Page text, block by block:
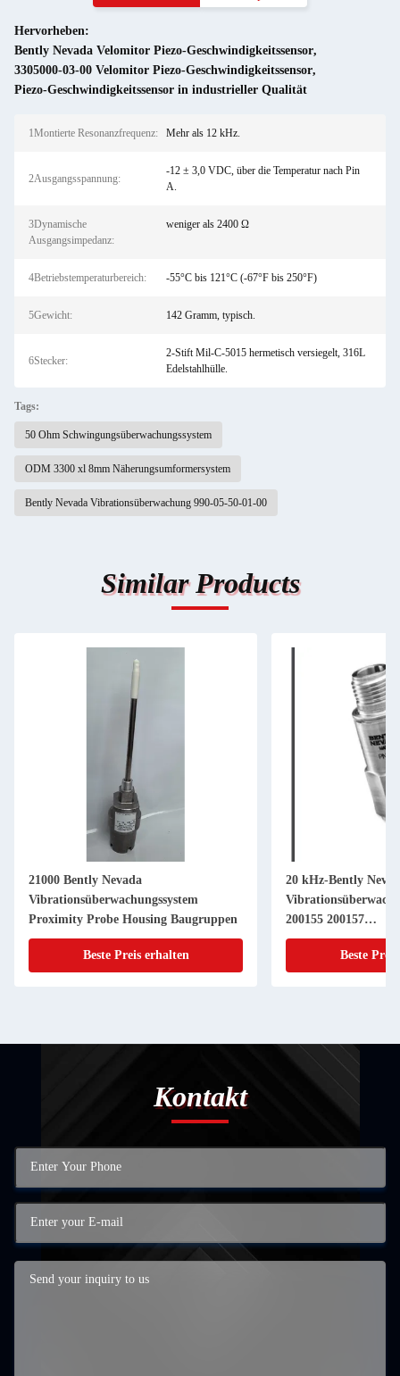
Hervorheben:
Bently Nevada Velomitor Piezo-Geschwindigkeitssensor,
3305000-03-00 Velomitor Piezo-Geschwindigkeitssensor,
Piezo-Geschwindigkeitssensor in industrieller Qualität
1Montierte Resonanzfrequenz: Mehr als 12 kHz.
2Ausgangsspannung:
-12 ± 3,0 VDC, über die Temperatur nach Pin
A.
3Dynamische
Ausgangsimpedanz:
weniger als 2400 Ω
4Betriebstemperaturbereich: -55°C bis 121°C (-67°F bis 250°F)
5Gewicht: 142 Gramm, typisch.
6Stecker:
2-Stift Mil-C-5015 hermetisch versiegelt, 316L
Edelstahlhülle.
Tags:
50 Ohm Schwingungsüberwachungssystem
ODM 3300 xl 8mm Näherungsumformersystem
Bently Nevada Vibrationsüberwachung 990-05-50-01-00
Similar Products
21000 Bently Nevada
Vibrationsüberwachungssystem
Proximity Probe Housing Baugruppen
Beste Preis erhalten
20 kHz-Bently
200155 200157
Beste
Kontakt